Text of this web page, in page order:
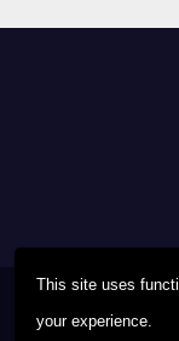
This site uses
your experience.
Proudly powered